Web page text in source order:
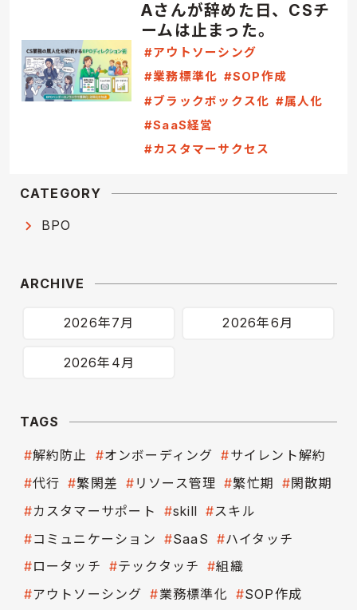
Aさんが辞めた日、CSチ
ームは止まった。
#アウトソーシング
#業務標準化 #SOP作成
#ブラックボックス化 #属人化
#SaaS経営
#カスタマーサクセス
CATEGORY
BPO
ARCHIVE
2026年7月 2026年6月
2026年4月
TAGS
解約防止 オンボーディング
サイレント解約
代行
繁閑差 リソース管理 繁忙期
閑散期
カスタマーサポート
skill
スキル
コミュニケーション
SaaS
ハイタッチ
ロータッチ
テックタッチ
組織
アウトソーシング
業務標準化
SOP作成